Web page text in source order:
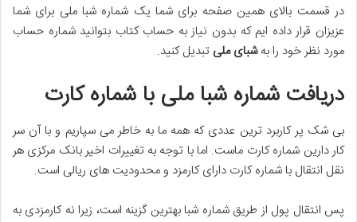
در قسمت بالای همین صفحه برای شما یک شماره شبا ملی برای شما
عزیزان قرار داده ایم که بدون نیاز به حساب کتاب بتوانید شماره حساب
مورد نظر خود را بهشبای ملی تبدیل کنید.
دریافت شماره شبا ملی با شماره کارت
بی شک پر کاربرد ترین عددی که همه ما به خاطر می سپاریم و با آن سر
کار دارین شماره کارت ماست. اما با توجه به تغییرات اخیر بانک مرکزی هر
نقل انتقال با شماره کارت دارای کارمزد و محدودیت های ریالی است.
پس انتقال پول از طریق شماره شبا بهترین گزینه است، زیرا نه کارمزدی به